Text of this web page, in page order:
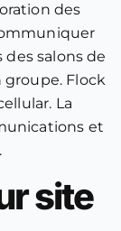
des
salons de
Flock
La
et
site